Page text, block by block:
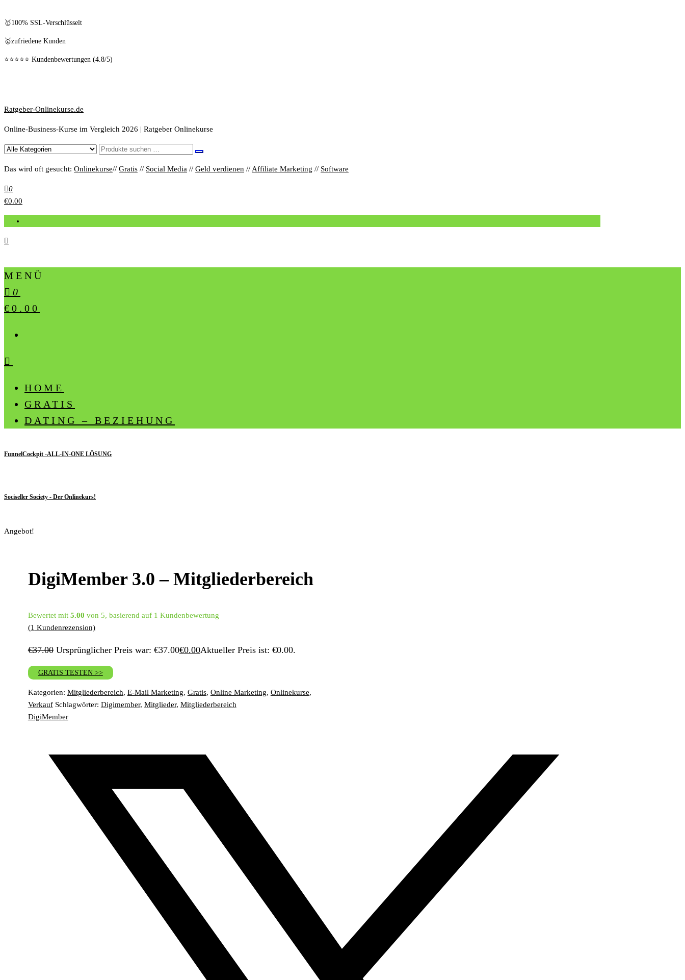
🥇100% SSL-Verschlüsselt
🥇zufriedene Kunden
⭐⭐⭐⭐⭐ Kundenbewertungen (4.8/5)
Ratgeber-Onlinekurse.de
Online-Business-Kurse im Vergleich 2026 | Ratgeber Onlinekurse
Das wird oft gesucht: Onlinekurse// Gratis // Social Media // Geld verdienen // Affiliate Marketing // Software
0
€0.00
MENÜ
0
€0.00
HOME
GRATIS
DATING – BEZIEHUNG
FunnelCockpit -ALL-IN-ONE LÖSUNG
Sociseller Society - Der Onlinekurs!
Angebot!
DigiMember 3.0 – Mitgliederbereich
Bewertet mit 5.00 von 5, basierend auf 1 Kundenbewertung
(1 Kundenrezension)
€37.00 Ursprünglicher Preis war: €37.00€0.00Aktueller Preis ist: €0.00.
GRATIS TESTEN >>
Kategorien: Mitgliederbereich, E-Mail Marketing, Gratis, Online Marketing, Onlinekurse,
Verkauf Schlagwörter: Digimember, Mitglieder, Mitgliederbereich
DigiMember